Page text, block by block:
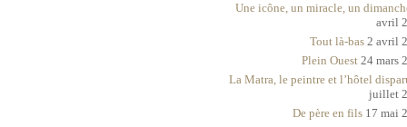
Une icône, un miracle, un
avril
Tout là-bas 2 avril
Plein Ouest 24 mars
La Matra, le peintre et l’hôtel
juillet
De père en fils 17 mai